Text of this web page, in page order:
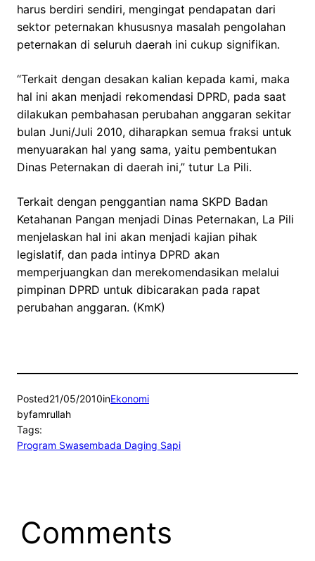
harus berdiri sendiri, mengingat pendapatan dari
sektor peternakan khususnya masalah pengolahan
peternakan di seluruh daerah ini cukup signifikan.
“Terkait dengan desakan kalian kepada kami, maka
hal ini akan menjadi rekomendasi DPRD, pada saat
dilakukan pembahasan perubahan anggaran sekitar
bulan Juni/Juli 2010, diharapkan semua fraksi untuk
menyuarakan hal yang sama, yaitu pembentukan
Dinas Peternakan di daerah ini,” tutur La Pili.
Terkait dengan penggantian nama SKPD Badan
Ketahanan Pangan menjadi Dinas Peternakan, La Pili
menjelaskan hal ini akan menjadi kajian pihak
legislatif, dan pada intinya DPRD akan
memperjuangkan dan merekomendasikan melalui
pimpinan DPRD untuk dibicarakan pada rapat
perubahan anggaran. (KmK)
Posted21/05/2010inEkonomi
byfamrullah
Tags:
Program Swasembada Daging Sapi
Comments